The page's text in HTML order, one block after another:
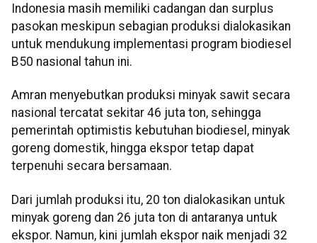
Indonesia masih memiliki cadangan dan surplus
pasokan meskipun sebagian produksi dialokasikan
untuk mendukung implementasi program biodiesel
B50 nasional tahun ini.
Amran menyebutkan produksi minyak sawit secara
nasional tercatat sekitar 46 juta ton, sehingga
pemerintah optimistis kebutuhan biodiesel, minyak
goreng domestik, hingga ekspor tetap dapat
terpenuhi secara bersamaan.
Dari jumlah produksi itu, 20 ton dialokasikan untuk
minyak goreng dan 26 juta ton di antaranya untuk
ekspor. Namun, kini jumlah ekspor naik menjadi 32